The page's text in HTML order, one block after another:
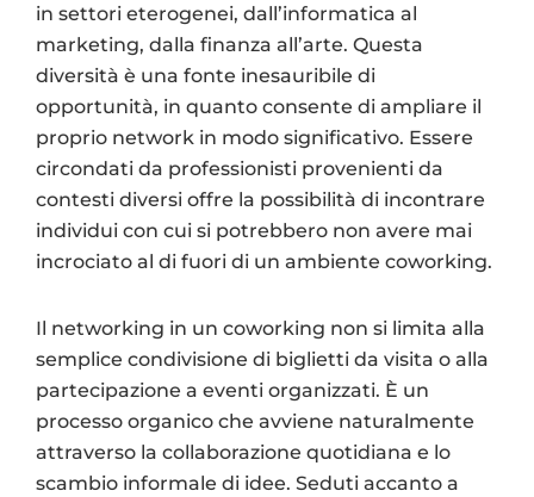
in settori eterogenei, dall’informatica al
marketing, dalla finanza all’arte. Questa
diversità è una fonte inesauribile di
opportunità, in quanto consente di ampliare il
proprio network in modo significativo. Essere
circondati da professionisti provenienti da
contesti diversi offre la possibilità di incontrare
individui con cui si potrebbero non avere mai
incrociato al di fuori di un ambiente coworking.
Il networking in un coworking non si limita alla
semplice condivisione di biglietti da visita o alla
partecipazione a eventi organizzati. È un
processo organico che avviene naturalmente
attraverso la collaborazione quotidiana e lo
scambio informale di idee. Seduti accanto a